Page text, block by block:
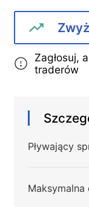
Zagłosuj,
traderów
Pływający
Maksymalna